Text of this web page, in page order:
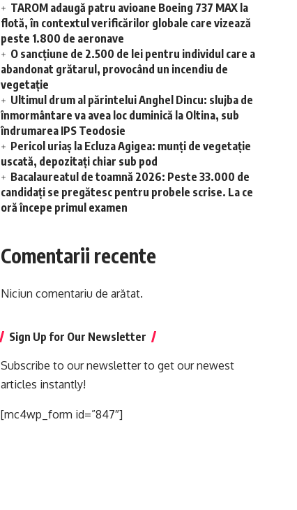
TAROM adaugă patru avioane Boeing 737 MAX la
flotă, în contextul verificărilor globale care vizează
peste 1.800 de aeronave
O sancțiune de 2.500 de lei pentru individul care a
abandonat grătarul, provocând un incendiu de
vegetație
Ultimul drum al părintelui Anghel Dincu: slujba de
înmormântare va avea loc duminică la Oltina, sub
îndrumarea IPS Teodosie
Pericol uriaș la Ecluza Agigea: munți de vegetație
uscată, depozitați chiar sub pod
Bacalaureatul de toamnă 2026: Peste 33.000 de
candidați se pregătesc pentru probele scrise. La ce
oră începe primul examen
Comentarii recente
Niciun comentariu de arătat.
Sign Up for Our Newsletter
Subscribe to our newsletter to get our newest
articles instantly!
[mc4wp_form id=”847″]